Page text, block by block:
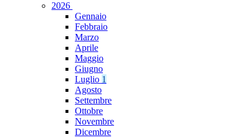
2026
Gennaio
Febbraio
Marzo
Aprile
Maggio
Giugno
Luglio 1
Agosto
Settembre
Ottobre
Novembre
Dicembre